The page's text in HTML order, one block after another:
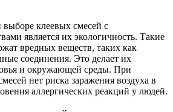
клеевых смесей с
является их экологичность. Такие
вредных веществ, таких как
соединения. Это делает их
и окружающей среды. При
нет риска заражения воздуха в
аллергических реакций у людей.